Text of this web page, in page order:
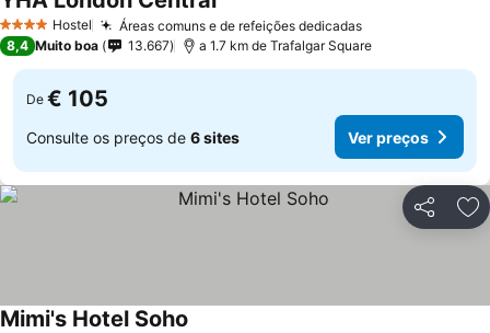
4 EstrelasHostel Áreas comuns e de refeições dedicadasVer preços
Ver preços
8,4 Muito boa 13.667 a 1.7 km de Trafalgar Square
De € 105
Consulte os preços de 6 sites Ver preços
Partilhar
Mimi's Hotel Soho